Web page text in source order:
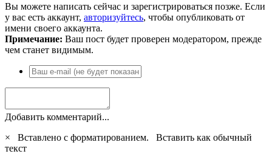
Вы можете написать сейчас и зарегистрироваться позже. Если
у вас есть аккаунт, авторизуйтесь, чтобы опубликовать от
имени своего аккаунта.
Примечание: Ваш пост будет проверен модератором, прежде
чем станет видимым.
Добавить комментарий...
×
Вставлено с форматированием. Вставить как обычный
текст